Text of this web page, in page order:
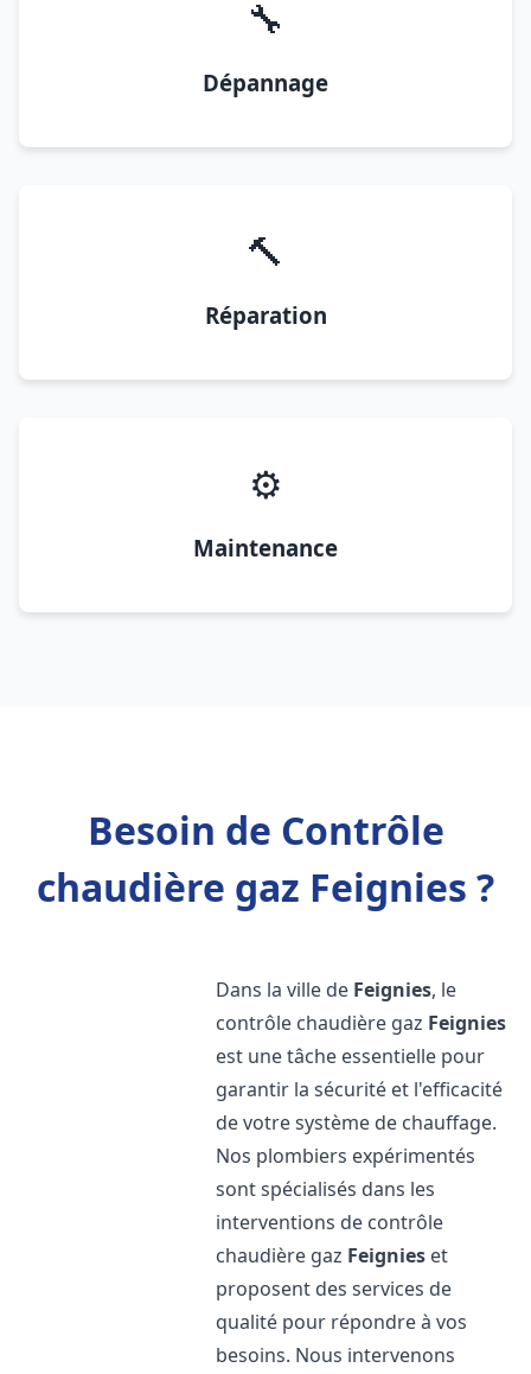
🔧
Dépannage
🔨
Réparation
⚙️
Maintenance
Besoin de Contrôle
chaudière gaz Feignies ?
Dans la ville de Feignies, le
contrôle chaudière gaz Feignies
est une tâche essentielle pour
garantir la sécurité et l'efficacité
de votre système de chauffage.
Nos plombiers expérimentés
sont spécialisés dans les
interventions de contrôle
chaudière gaz Feignies et
proposent des services de
qualité pour répondre à vos
besoins. Nous intervenons